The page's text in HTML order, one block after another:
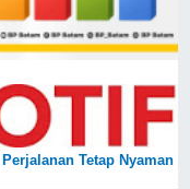
Tetap Nyaman